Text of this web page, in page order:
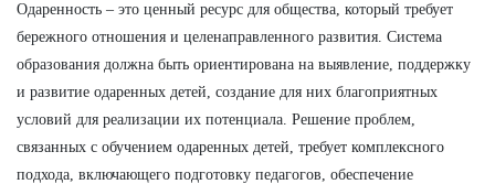
Одаренность – это ценный ресурс для общества, который требует
бережного отношения и целенаправленного развития. Система
образования должна быть ориентирована на выявление, поддержку
и развитие одаренных детей, создание для них благоприятных
условий для реализации их потенциала. Решение проблем,
связанных с обучением одаренных детей, требует комплексного
подхода, включающего подготовку педагогов, обеспечение